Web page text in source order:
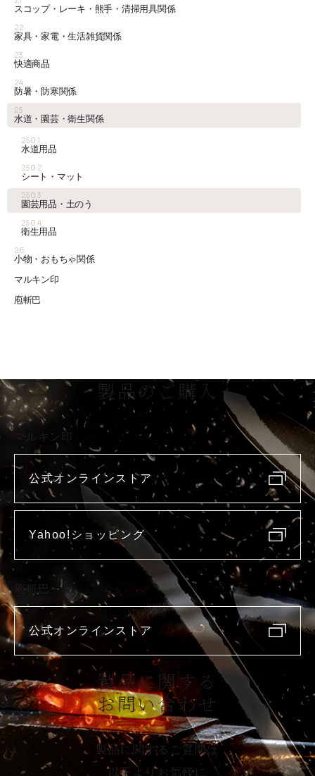
スコップ・レーキ・熊手・清掃用具関係
22
家具・家電・生活雑貨関係
23
快適商品
24
防暑・防寒関係
25
水道・園芸・衛生関係
2501
水道用品
2502
シート・マット
2503
園芸用品・土のう
2504
衛生用品
26
小物・おもちゃ関係
マルキン印
庖斬巴
製品のご購入
マルキン印
公式オンラインストア
Yahoo!ショッピング
庖斬巴
公式オンラインストア
製品に関する
お問い合わせ
製品に関するご質問は
以下よりお気軽に